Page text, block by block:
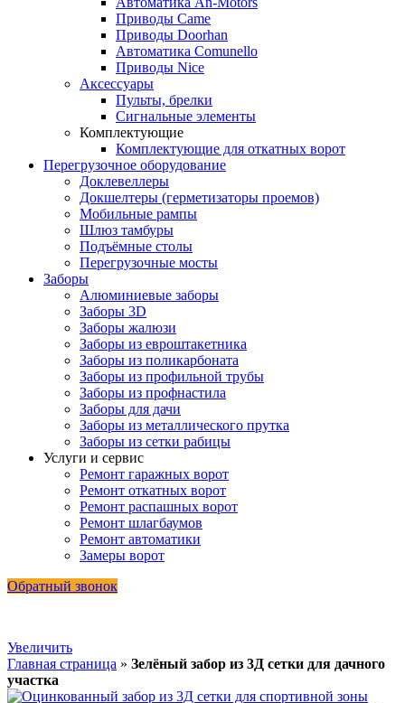
Приводы Came
Приводы Doorhan
Автоматика Comunello
Приводы Nice
Аксессуары
Пульты, брелки
Сигнальные элементы
Комплектующие
Комплектующие для откатных ворот
Перегрузочное оборудование
Доклевеллеры
Докшелтеры (герметизаторы проемов)
Мобильные рампы
Шлюз тамбуры
Подъёмные столы
Перегрузочные мосты
Заборы
Алюминиевые заборы
Заборы 3D
Заборы жалюзи
Заборы из евроштакетника
Заборы из поликарбоната
Заборы из профильной трубы
Заборы из профнастила
Заборы для дачи
Заборы из металлического прутка
Заборы из сетки рабицы
Услуги и сервис
Ремонт гаражных ворот
Ремонт откатных ворот
Ремонт распашных ворот
Ремонт шлагбаумов
Ремонт автоматики
Замеры ворот
Обратный звонок
Увеличить
Главная страница » Зелёный забор из 3Д сетки для дачного
участка